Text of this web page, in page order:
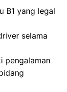
B1 yang legal
selama
pengalaman